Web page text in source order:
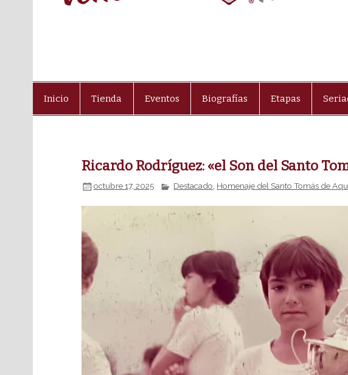
Inicio Tienda Eventos Biografías Etapas
Ricardo Rodríguez: «el Son del Santo
octubre 17, 2025 Destacado, Homenaje del Santo Tomás de